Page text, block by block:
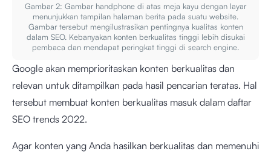
Gambar 2: Gambar handphone di atas meja kayu dengan layar
menunjukkan tampilan halaman berita pada suatu website.
Gambar tersebut mengilustrasikan pentingnya kualitas konten
dalam SEO. Kebanyakan konten berkualitas tinggi lebih disukai
pembaca dan mendapat peringkat tinggi di search engine.
Google akan memprioritaskan konten berkualitas dan
relevan untuk ditampilkan pada hasil pencarian teratas. Hal
tersebut membuat konten berkualitas masuk dalam daftar
SEO trends 2022.
Agar konten yang Anda hasilkan berkualitas dan memenuhi